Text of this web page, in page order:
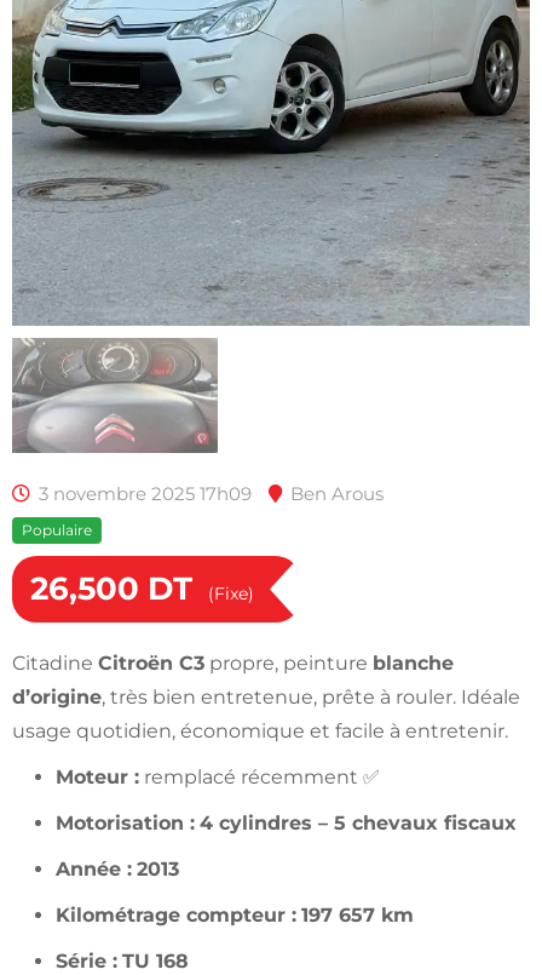
3 novembre 2025 17h09 Ben Arous
Populaire
26,500 DT (Fixe)
Citadine Citroën C3 propre, peinture blanche
d’origine, très bien entretenue, prête à rouler. Idéale
usage quotidien, économique et facile à entretenir.
Moteur : remplacé récemment ✅
Motorisation : 4 cylindres – 5 chevaux fiscaux
Année : 2013
Kilométrage compteur : 197 657 km
Série : TU 168